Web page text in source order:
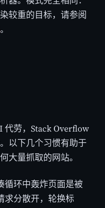
较重的目标，请参阅
。
代劳，Stack Overflow
以下几个习惯有助于
大量抓取的网站。
循环中轰炸页面是被
求分散开，轮换标